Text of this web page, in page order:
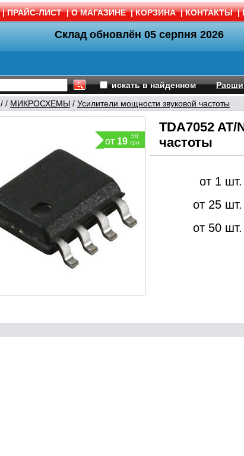
| ПРАЙС-ЛИСТ | О МАГАЗИНЕ | КОРЗИНА | КОНТАКТЫ |
Склад обновлён 05 серпня 2026
искать в найденном
/ / МИКРОСХЕМЫ / Усилители мощности звуковой частоты
от 19
50
грн
TDA7052
частоты
от 1 шт.
от 25 шт.
от 50 шт.